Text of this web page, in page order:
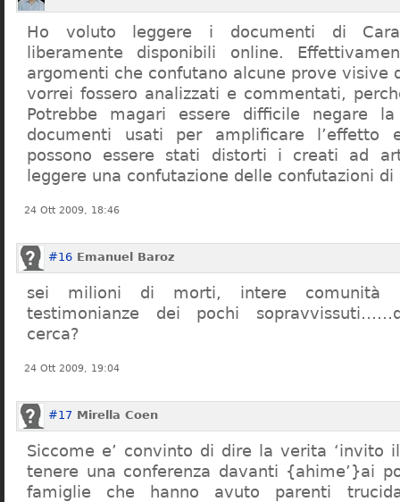
Ho voluto leggere i documenti di
liberamente disponibili online.
argomenti che confutano alcune prove visive
vorrei fossero analizzati e commentati,
Potrebbe magari essere difficile negare
documenti usati per amplificare l’effetto
possono essere stati distorti i creati ad
leggere una confutazione delle confutazioni di
24 Ott 2009, 18:46
#16 Emanuel Baroz
sei milioni di morti, intere comunità
testimonianze dei pochi
cerca?
24 Ott 2009, 19:04
#17 Mirella Coen
Siccome e’ convinto di dire la verita ‘invito
tenere una conferenza davanti {ahime’}ai
famiglie che hanno avuto parenti